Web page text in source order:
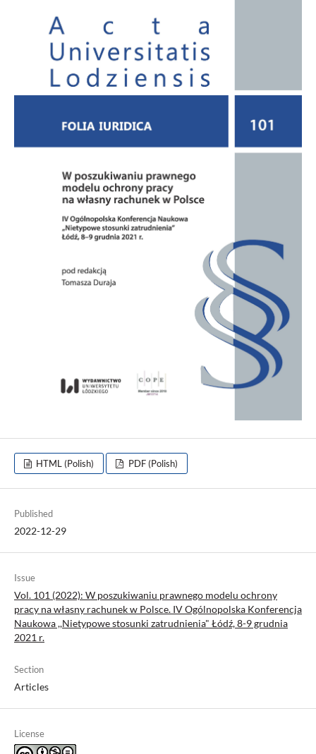
HTML (Polish) PDF (Polish)
Published
2022-12-29
Issue
Vol. 101 (2022): W poszukiwaniu prawnego modelu ochrony
pracy na własny rachunek w Polsce. IV Ogólnopolska Konferencja
Naukowa ,,Nietypowe stosunki zatrudnienia" Łódź, 8-9 grudnia
2021 r.
Section
Articles
License